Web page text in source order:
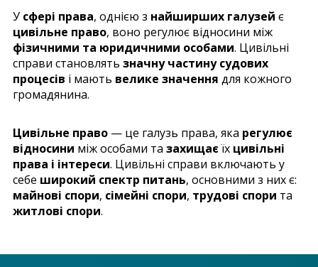
У сфері права, однією з найширших галузей є
цивільне право, воно регулює відносини між
фізичними та юридичними особами. Цивільні
справи становлять значну частину судових
процесів і мають велике значення для кожного
громадянина.
Цивільне право — це галузь права, яка регулює
відносини між особами та захищаєїх цивільні
права і інтереси. Цивільні справи включають у
себе широкий спектр питань, основними з них є:
майнові спори, сімейні спори, трудові спори та
житлові спори.